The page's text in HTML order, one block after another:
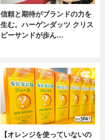
信頼と期待がブランドの力を
生む。ハーゲンダッツ クリス
ピーサンドが歩ん…
【オレンジを使っていないの